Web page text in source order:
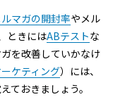
マガの開封率やメル
ときにはABテストな
を改善していかなけ
ケティング）には、
ておきましょう。